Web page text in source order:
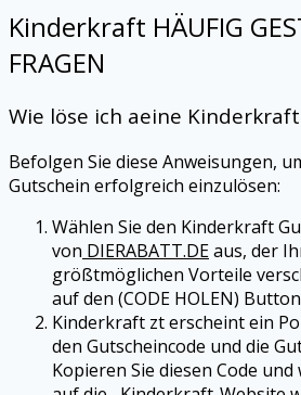
Kinderkraft HÄUFIG
FRAGEN
Wie löse ich aeine
Befolgen Sie diese Anweisungen,
Gutschein erfolgreich einzulösen:
Wählen Sie den Kinderkraft
von DIERABATT.DEaus, der
größtmöglichen Vorteile
auf den (CODE HOLEN)
Kinderkraft zt erscheint ein
den Gutscheincode und die
Kopieren Sie diesen Code